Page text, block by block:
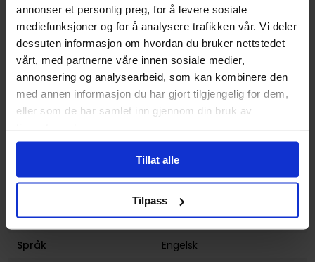
annonser et personlig preg, for å levere sosiale
mediefunksjoner og for å analysere trafikken vår. Vi deler
dessuten informasjon om hvordan du bruker nettstedet
vårt, med partnerne våre innen sosiale medier,
annonsering og analysearbeid, som kan kombinere den
med annen informasjon du har gjort tilgjengelig for dem,
eller som de har samlet inn gjennom din bruk av
Tillat alle
Tilpass
Superhelt
Illustratør
Goran Parlov
Antall Sider
112
Utgiver
Image Comics
Lanseringsdato
29.10.2019
Volum
Aldersgruppe
Goran Parlov
Avansert Format
Paperback
Språk
Engelsk